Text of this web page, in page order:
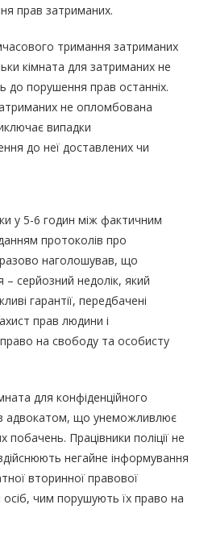
прав затриманих.
тримання затриманих
кімната для затриманих не
до порушення прав останніх.
не опломбована
випадки
до неї доставлених чи
у 5-6 годин між фактичним
протоколів про
наголошував, що
серйозний недолік, який
гарантії, передбачені
прав людини і
на свободу та особисту
для конфіденційного
адвокатом, що унеможливлює
побачень. Працівники поліції не
негайне інформування
вторинної правової
чим порушують їх право на